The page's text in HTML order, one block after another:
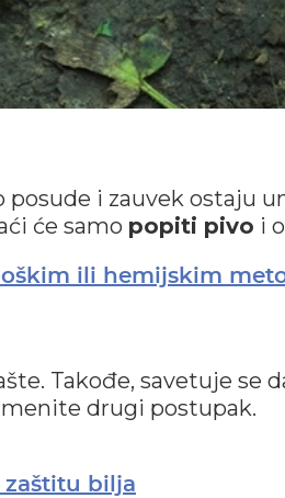
i zauvek ostaju
će samo popiti pivo i
ili hemijskim
Takođe, savetuje se
drugi postupak.
zaštitu bilja